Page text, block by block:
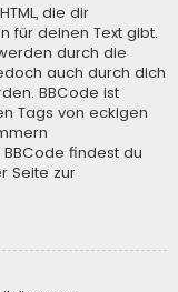
die dir
für deinen Text gibt.
durch die
auch durch dich
BBCode ist
Tags von eckigen
findest du
Seite zur